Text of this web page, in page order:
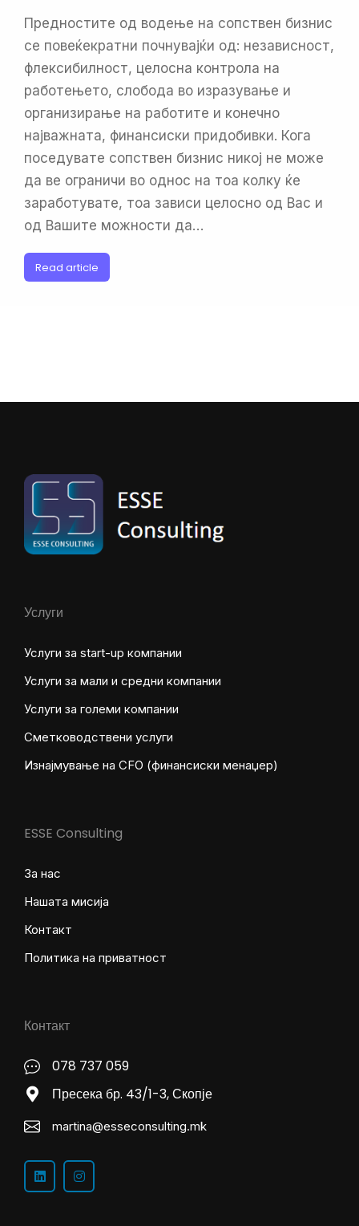
Предностите од водење на сопствен бизнис
се повеќекратни почнувајќи од: независност,
флексибилност, целосна контрола на
работењето, слобода во изразување и
организирање на работите и конечно
најважната, финансиски придобивки. Кога
поседувате сопствен бизнис никој не може
да ве ограничи во однос на тоа колку ќе
заработувате, тоа зависи целосно од Вас и
од Вашите можности да…
Read article
Услуги
Услуги за start-up компании
Услуги за мали и средни компании
Услуги за големи компании
Сметководствени услуги
Изнајмување на CFO (финансиски менаџер)
ESSE Consulting
За нас
Нашата мисија
Контакт
Политика на приватност
Контакт
078 737 059
Пресека бр. 43/1-3, Скопје
martina@esseconsulting.mk